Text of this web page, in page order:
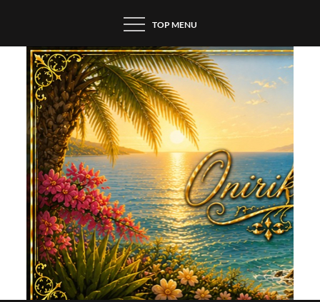
content
TOP MENU